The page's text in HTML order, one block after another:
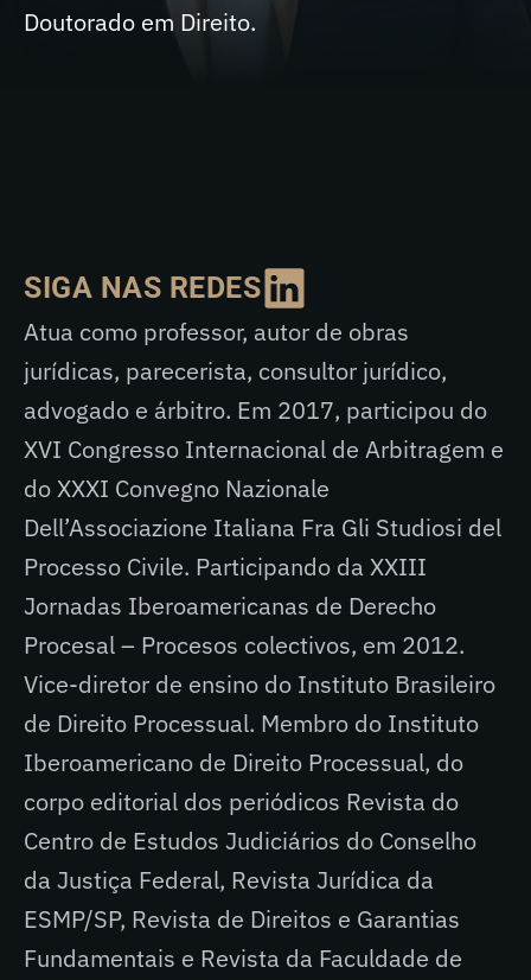
Doutorado em Direito.
SIGA NAS REDES
Atua como professor, autor de obras
jurídicas, parecerista, consultor jurídico,
advogado e árbitro. Em 2017, participou do
XVI Congresso Internacional de Arbitragem e
do XXXI Convegno Nazionale
Dell’Associazione Italiana Fra Gli Studiosi del
Processo Civile. Participando da XXIII
Jornadas Iberoamericanas de Derecho
Procesal – Procesos colectivos, em 2012.
Vice-diretor de ensino do Instituto Brasileiro
de Direito Processual. Membro do Instituto
Iberoamericano de Direito Processual, do
corpo editorial dos periódicos Revista do
Centro de Estudos Judiciários do Conselho
da Justiça Federal, Revista Jurídica da
ESMP/SP, Revista de Direitos e Garantias
Fundamentais e Revista da Faculdade de